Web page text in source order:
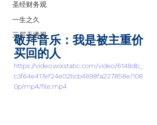
圣经财务观
一生之久
三层天透视
敬拜音乐：我是被主重价
买回的人
https://video.wixstatic.com/video/6148db_
c3f64e417ef24e02bcb4898fa227858e/108
0p/mp4/file.mp4